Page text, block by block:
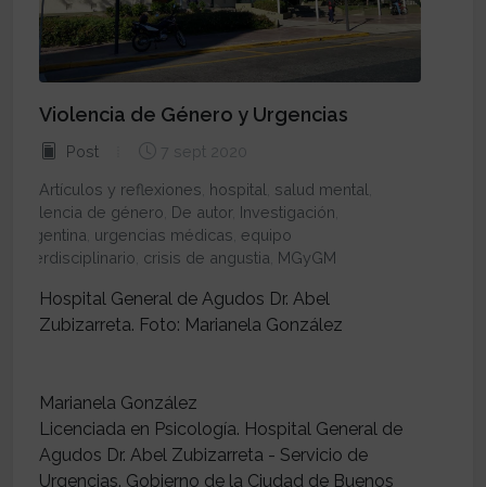
Violencia de Género y Urgencias
Post 7 sept 2020
Artículos y reflexiones hospital salud mental
violencia de género De autor, Investigación
Argentina urgencias médicas equipo
interdisciplinario crisis de angustia MGyGM
Hospital General de Agudos Dr. Abel
Zubizarreta. Foto: Marianela González
Marianela González
Licenciada en Psicología. Hospital General de
Agudos Dr. Abel Zubizarreta - Servicio de
Urgencias. Gobierno de la Ciudad de Buenos